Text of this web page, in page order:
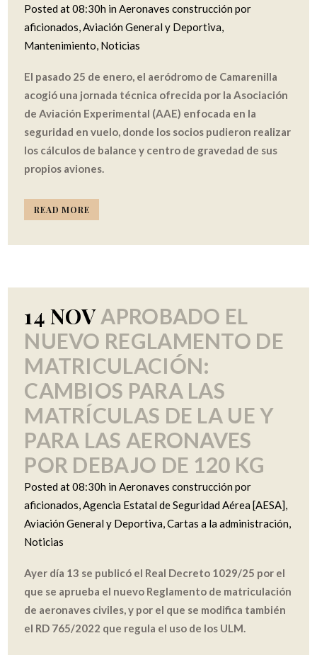
Posted at 08:30h inAeronaves construcción por
aficionados,Aviación General y Deportiva,
Mantenimiento, Noticias
El pasado 25 de enero, el aeródromo de Camarenilla
acogió una jornada técnica ofrecida por la Asociación
de Aviación Experimental (AAE) enfocada en la
seguridad en vuelo, donde los socios pudieron realizar
los cálculos de balance y centro de gravedad de sus
propios aviones.
READ MORE
14 NOV APROBADO EL
NUEVO REGLAMENTO DE
MATRICULACIÓN:
CAMBIOS PARA LAS
MATRÍCULAS DE LA UE Y
PARA LAS AERONAVES
POR DEBAJO DE 120 KG
Posted at 08:30h inAeronaves construcción por
aficionados,Agencia Estatal de Seguridad Aérea [AESA],
Aviación General y Deportiva,Cartas a la administración,
Noticias
Ayer día 13 se publicó el Real Decreto 1029/25 por el
que se aprueba el nuevo Reglamento de matriculación
de aeronaves civiles, y por el que se modifica también
el RD 765/2022 que regula el uso de los ULM.